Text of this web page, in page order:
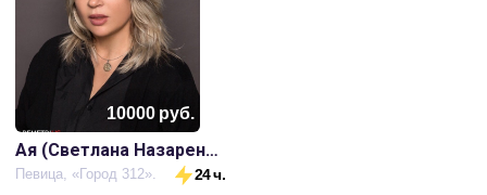
10000руб.
Ая (Светлана Назаренко)
Певица, «Город 312». 24 ч.